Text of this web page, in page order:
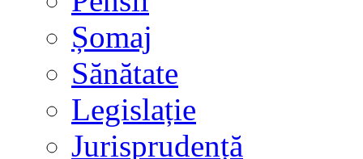
Șomaj
Sănătate
Legislație
Jurisprudență